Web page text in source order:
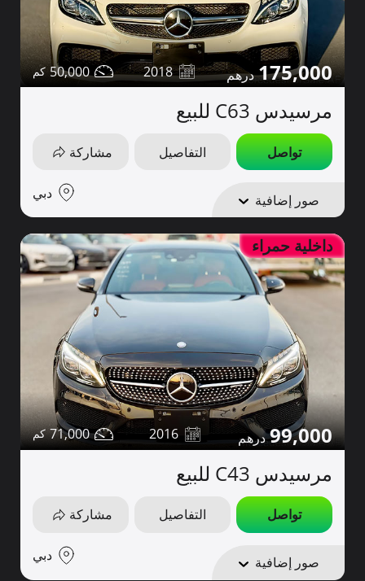
175,000
2018
50,000
مرسيدس C63 للبيع
تواصل التفاصيل مشاركة
صور إضافية دبي
داخلية حمراء
99,000
2016
71,000
مرسيدس C43 للبيع
تواصل التفاصيل مشاركة
صور إضافية دبي